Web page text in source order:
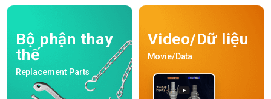
Bộ phận thay
thế
Replacement Parts
Video/Dữ liệu
Movie/Data